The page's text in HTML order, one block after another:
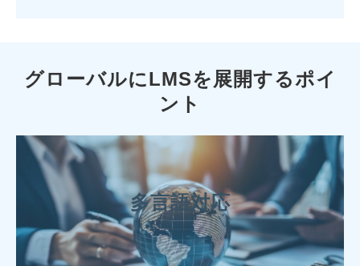
グローバルにLMSを展開するポイ
ント
多言語対応